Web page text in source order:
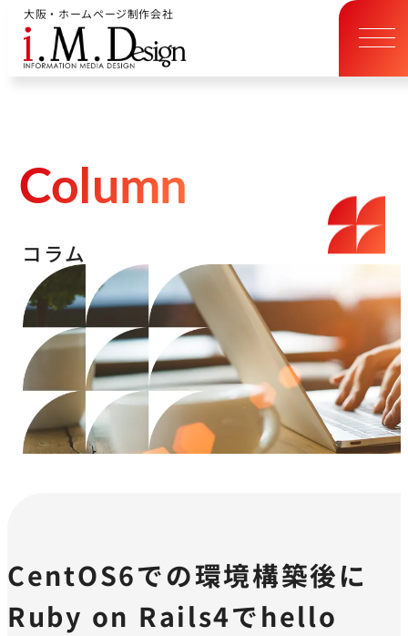
大阪・ホームページ制作会社
Column
コ ラム
CentOS6での環境構築後に
Ruby on Rails4でhello